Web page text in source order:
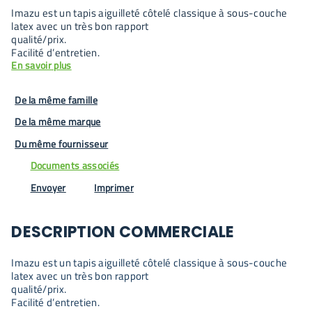
Imazu est un tapis aiguilleté côtelé classique à sous-couche
latex avec un très bon rapport
qualité/prix.
Facilité d’entretien.
En savoir plus
De la même famille
De la même marque
Du même fournisseur
Documents associés
Envoyer
Imprimer
DESCRIPTION COMMERCIALE
Imazu est un tapis aiguilleté côtelé classique à sous-couche
latex avec un très bon rapport
qualité/prix.
Facilité d’entretien.